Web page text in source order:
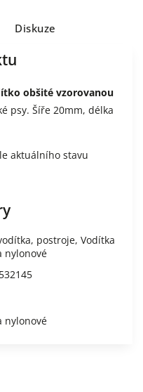
Diskuze
obšité vzorovanou
psy. Šíře 20mm, délka
aktuálního stavu
postroje, Vodítka
nylonové
nylonové